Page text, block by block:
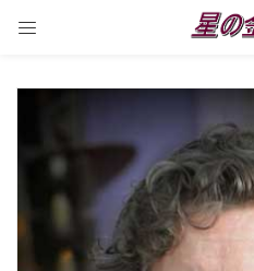
Remember me